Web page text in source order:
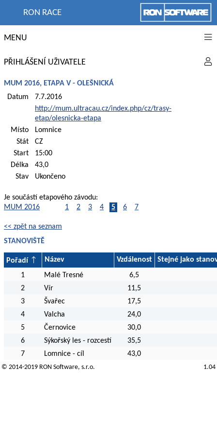
RON RACE
MENU
PŘIHLÁŠENÍ UŽIVATELE
MUM 2016, ETAPA V - OLEŠNICKÁ
Datum
7.7.2016
http://mum.ultracau.cz/index.php/cz/trasy-
etap/olesnicka-etapa
Místo
Lomnice
Stát
CZ
Start
15:00
Délka
43,0
Stav
Ukončeno
Je součástí etapového závodu:
MUM 2016
1 2 3 4 5 6 7
<< zpět na seznam
STANOVIŠTĚ
Pořadí Název Vzdálenost
Stejné jako
1
Malé Tresné
6,5
2
Vír
11,5
3
Švařec
17,5
4
Valcha
24,0
5
Černovice
30,0
6
Sýkořský les - rozcestí
35,5
7
Lomnice - cíl 43,0
© 2014-2019 RON Software, s.r.o. 1.04